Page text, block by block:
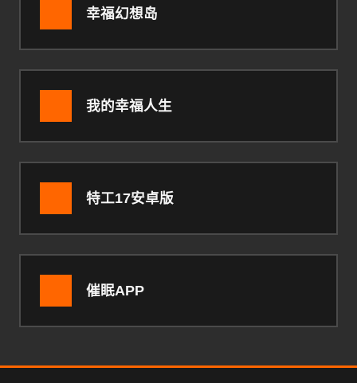
幸福幻想岛
我的幸福人生
特工17安卓版
催眠APP